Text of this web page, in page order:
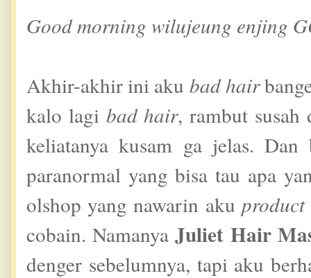
Good morning wilujeung enjing
Akhir-akhir ini aku bad hair
kalo lagi bad hair, rambut susah
keliatanya kusam ga jelas.
paranormal yang bisa tau apa
olshop yang nawarin aku product
cobain. NamanyaJuliet Hair
denger sebelumnya, tapi aku